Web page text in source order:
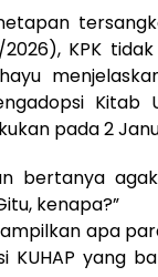
2026), KPK
Kitab
pada 2
bertanya
kenapa?”
apa
KUHAP yang